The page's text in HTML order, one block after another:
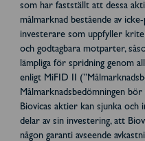
som har fastställt att dessa
målmarknad bestående av
investerare som uppfyller
och godtagbara motparter,
lämpliga för spridning genom
enligt MiFID II
Målmarknadsbedömningen
Biovicas aktier kan sjunka
delar av sin investering, att
någon garanti avseende